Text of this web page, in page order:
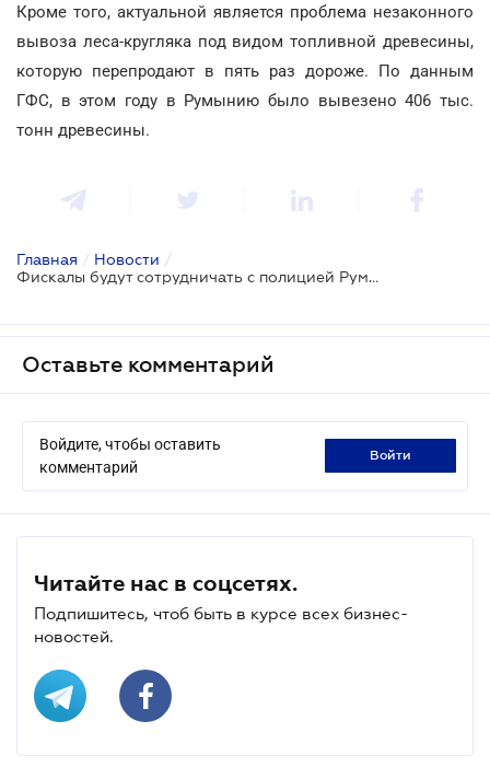
Кроме того, актуальной является проблема незаконного
вывоза леса-кругляка под видом топливной древесины,
которую перепродают в пять раз дороже. По данным
ГФС, в этом году в Румынию было вывезено 406 тыс.
тонн древесины.
Главная / Новости /
Фискалы будут сотрудничать с полицией Румынии для противодействия контрабанде
Оставьте комментарий
Войдите, чтобы оставить
комментарий
войти
Читайте нас в соцсетях.
Подпишитесь, чтоб быть в курсе всех бизнес-
новостей.